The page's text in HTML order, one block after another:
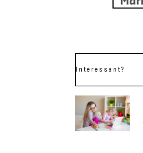
Interessant?